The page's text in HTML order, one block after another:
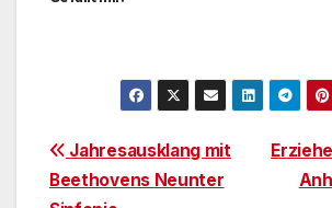
Jahresausklang mit
Beethovens Neunter